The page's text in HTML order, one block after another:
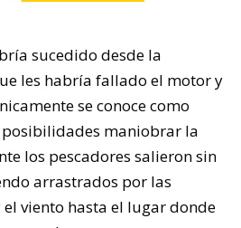
sucedido desde la
les habría fallado el motor y
se conoce como
posibilidades maniobrar la
los pescadores salieron sin
arrastrados por las
viento hasta el lugar donde